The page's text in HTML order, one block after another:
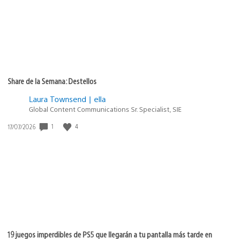
Share de la Semana: Destellos
Laura Townsend | ella
Global Content Communications Sr. Specialist, SIE
Fecha
17/07/2026 1 4
19 juegos imperdibles de PS5 que llegarán a tu pantalla más tarde en